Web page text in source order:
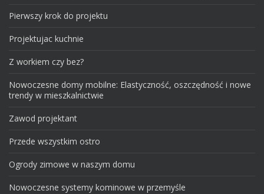
Pierwszy krok do projektu
Projektujac kuchnie
Z workiem czy bez?
Nowoczesne domy mobilne: Elastyczność, oszczędność i nowe
trendy w mieszkalnictwie
Zawod projektant
Przede wszystkim ostro
Ogrody zimowe w naszym domu
Nowoczesne systemy kominowe w przemyśle